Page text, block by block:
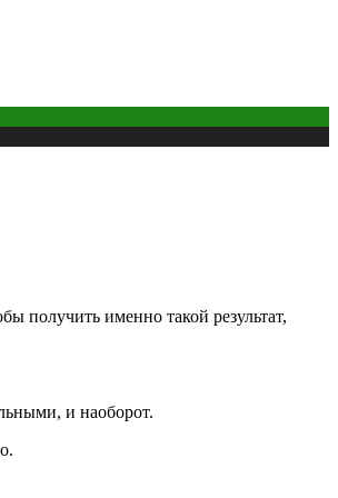
получить именно такой результат,
и наоборот.